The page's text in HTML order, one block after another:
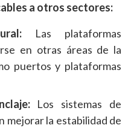
a otros sectores:
Las plataformas
en otras áreas de la
puertos y plataformas
Los sistemas de
mejorar la estabilidad de